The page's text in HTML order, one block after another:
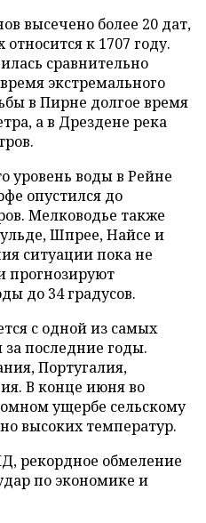
высечено более 20 дат,
к 1707 году.
сравнительно
экстремального
в Пирне долгое время
а в Дрездене река
уровень воды в Рейне
опустился до
Мелководье также
Шпрее, Найсе и
ситуации пока не
прогнозируют
до 34 градусов.
с одной из самых
последние годы.
Португалия,
В конце июня во
ущербе сельскому
высоких температур.
рекордное обмеление
по экономике и